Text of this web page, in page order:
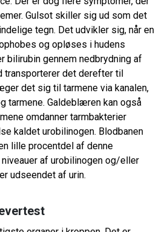
Gulsot skiller sig ud som det
tegn. Det udvikler sig, når en
og opløses i hudens
bilirubin gennem nedbrydning af
transporterer det derefter til
det sig til tarmene via kanalen,
tarmene. Galdeblæren kan også
omdanner tarmbakterier
kaldet urobilinogen. Blodbanen
lille procentdel af denne
af urobilinogen og/eller
udseendet af urin.